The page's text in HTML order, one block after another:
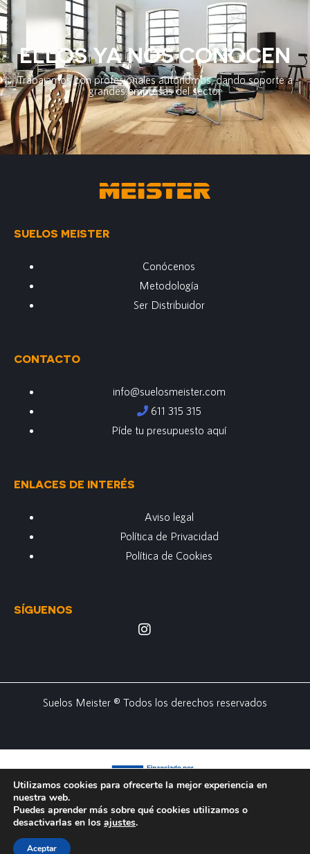
ELLOS YA NOS CONOCEN
Trabajamos con profesionales autónomos, dando soporte a
grandes empresas del sector
SUELOS MEISTER
Conócenos
Metodología
Ser Distribuidor
CONTACTO
info@suelosmeister.com
611 315 315
Píde tu presupuesto aquí
ENLACES DE INTERÉS
Aviso legal
Política de Privacidad
Política de Cookies
SÍGUENOS
Suelos Meister ® Todos los derechos reservados
Utilizamos cookies para ofrecerte la mejor experiencia en
nuestra web.
Puedes aprender más sobre qué cookies utilizamos o
desactivarlas en los ajustes.
Aceptar